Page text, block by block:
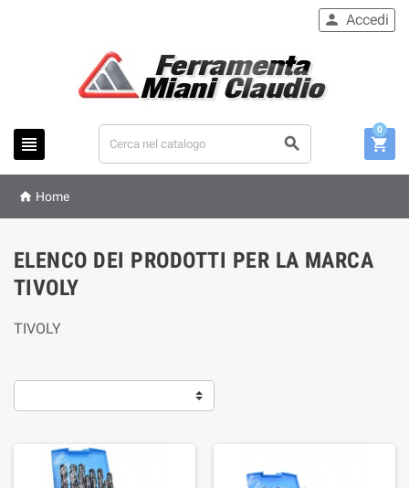
 
 Accedi

0
 Home
ELENCO DEI PRODOTTI PER LA MARCA
TIVOLY
TIVOLY